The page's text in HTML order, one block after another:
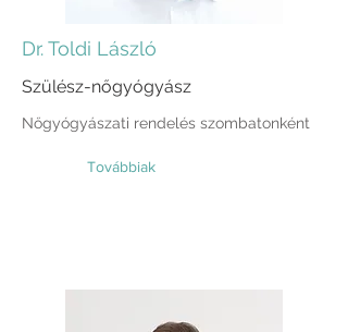
Dr. Toldi László
Szülész-nőgyógyász
Nőgyógyászati rendelés szombatonként
Továbbiak